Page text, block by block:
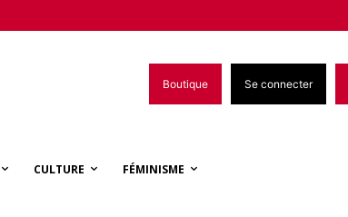
Boutique Se connecter
CULTURE FÉMINISME